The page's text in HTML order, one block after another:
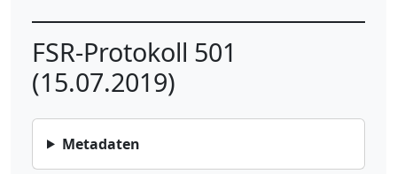
FSR-Protokoll 501
(15.07.2019)
Metadaten